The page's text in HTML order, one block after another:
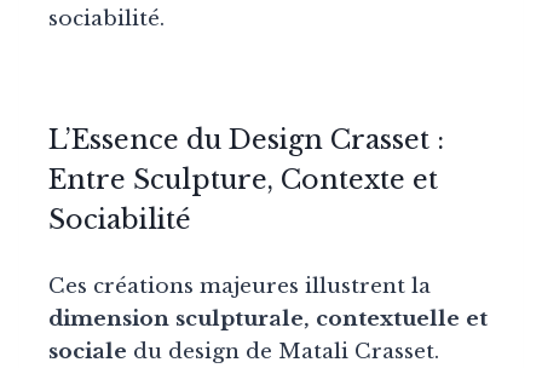
sociabilité.
L’Essence du Design Crasset :
Entre Sculpture, Contexte et
Sociabilité
Ces créations majeures illustrent la
dimension sculpturale, contextuelle et
sociale du design de Matali Crasset.